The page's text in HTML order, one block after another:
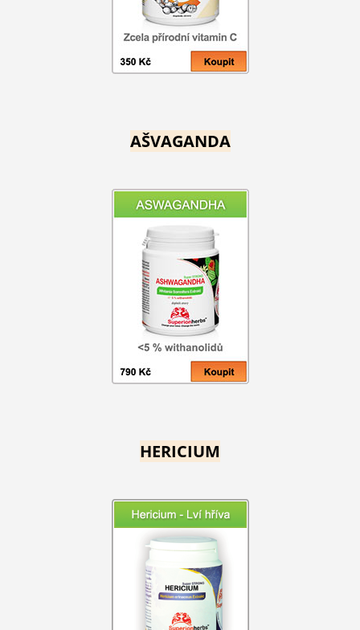
AŠVAGANDA
HERICIUM